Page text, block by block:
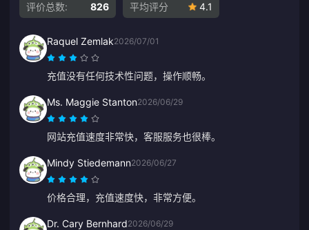
评价总数: 826 平均评分 4.1
Raquel Zemlak2026/07/01
充值没有任何技术性问题，操作顺畅。
Ms. Maggie Stanton2026/06/29
网站充值速度非常快，客服服务也很棒。
Mindy Stiedemann2026/06/27
价格合理，充值速度快，非常方便。
Dr. Cary Bernhard2026/06/29